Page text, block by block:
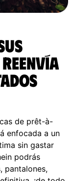
reenvía
de prêt-à-
enfocada a un
sin gastar
podrás
pantalones,